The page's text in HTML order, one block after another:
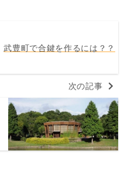
武豊町で合鍵を作るには？？
次の記事